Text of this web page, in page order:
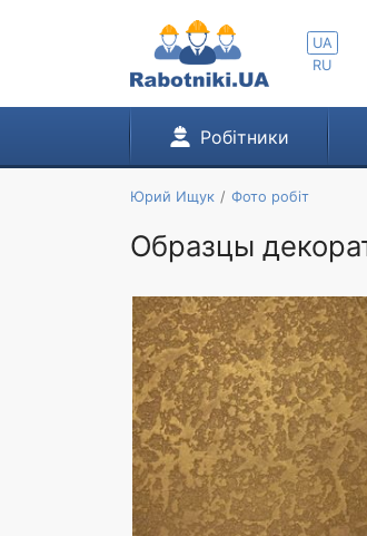
UA
RU
Робітники
Юрий Ищук Фото робіт
Образцы